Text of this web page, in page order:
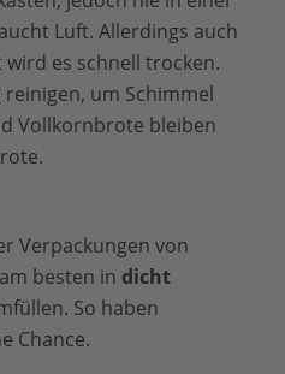
Luft. Allerdings auch
es schnell trocken.
um Schimmel
Vollkornbrote bleiben
Verpackungen von
besten in dicht
So haben
Chance.